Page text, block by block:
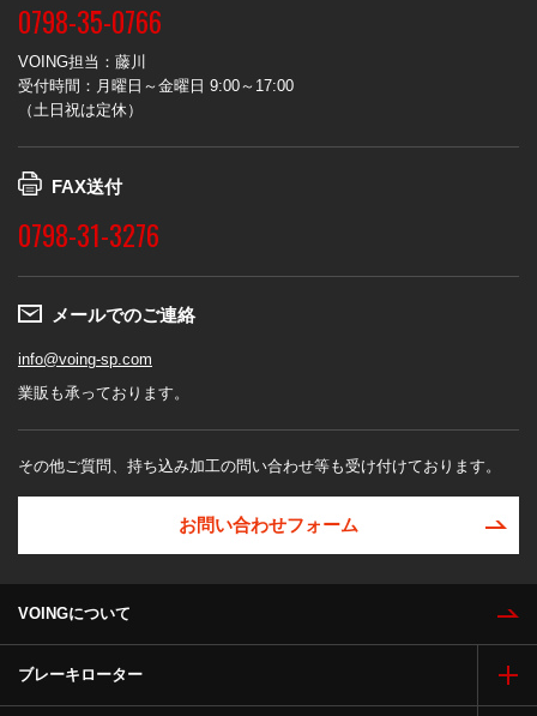
0798-35-0766
VOING担当：藤川
受付時間：月曜日～金曜日 9:00～17:00
（土日祝は定休）
FAX送付
0798-31-3276
メールでのご連絡
info@voing-sp.com
業販も承っております。
その他ご質問、持ち込み加工の問い合わせ等も受け付けております。
お問い合わせフォーム
VOINGについて
ブレーキローター